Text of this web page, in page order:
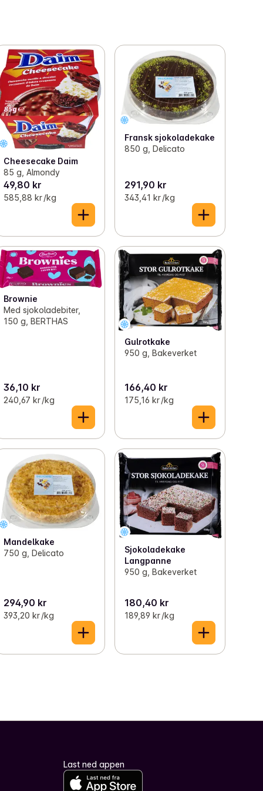
Cheesecake Daim
85 g, Almondy
49,80 kr
585,88 kr /kg
Fransk sjokoladekake
850 g, Delicato
291,90 kr
343,41 kr /kg
Brownie
Med sjokoladebiter,
150 g, BERTHAS
36,10 kr
240,67 kr /kg
Gulrotkake
950 g, Bakeverket
166,40 kr
175,16 kr /kg
Mandelkake
750 g, Delicato
294,90 kr
393,20 kr /kg
Sjokoladekake
Langpanne
950 g, Bakeverket
180,40 kr
189,89 kr /kg
Last ned appen